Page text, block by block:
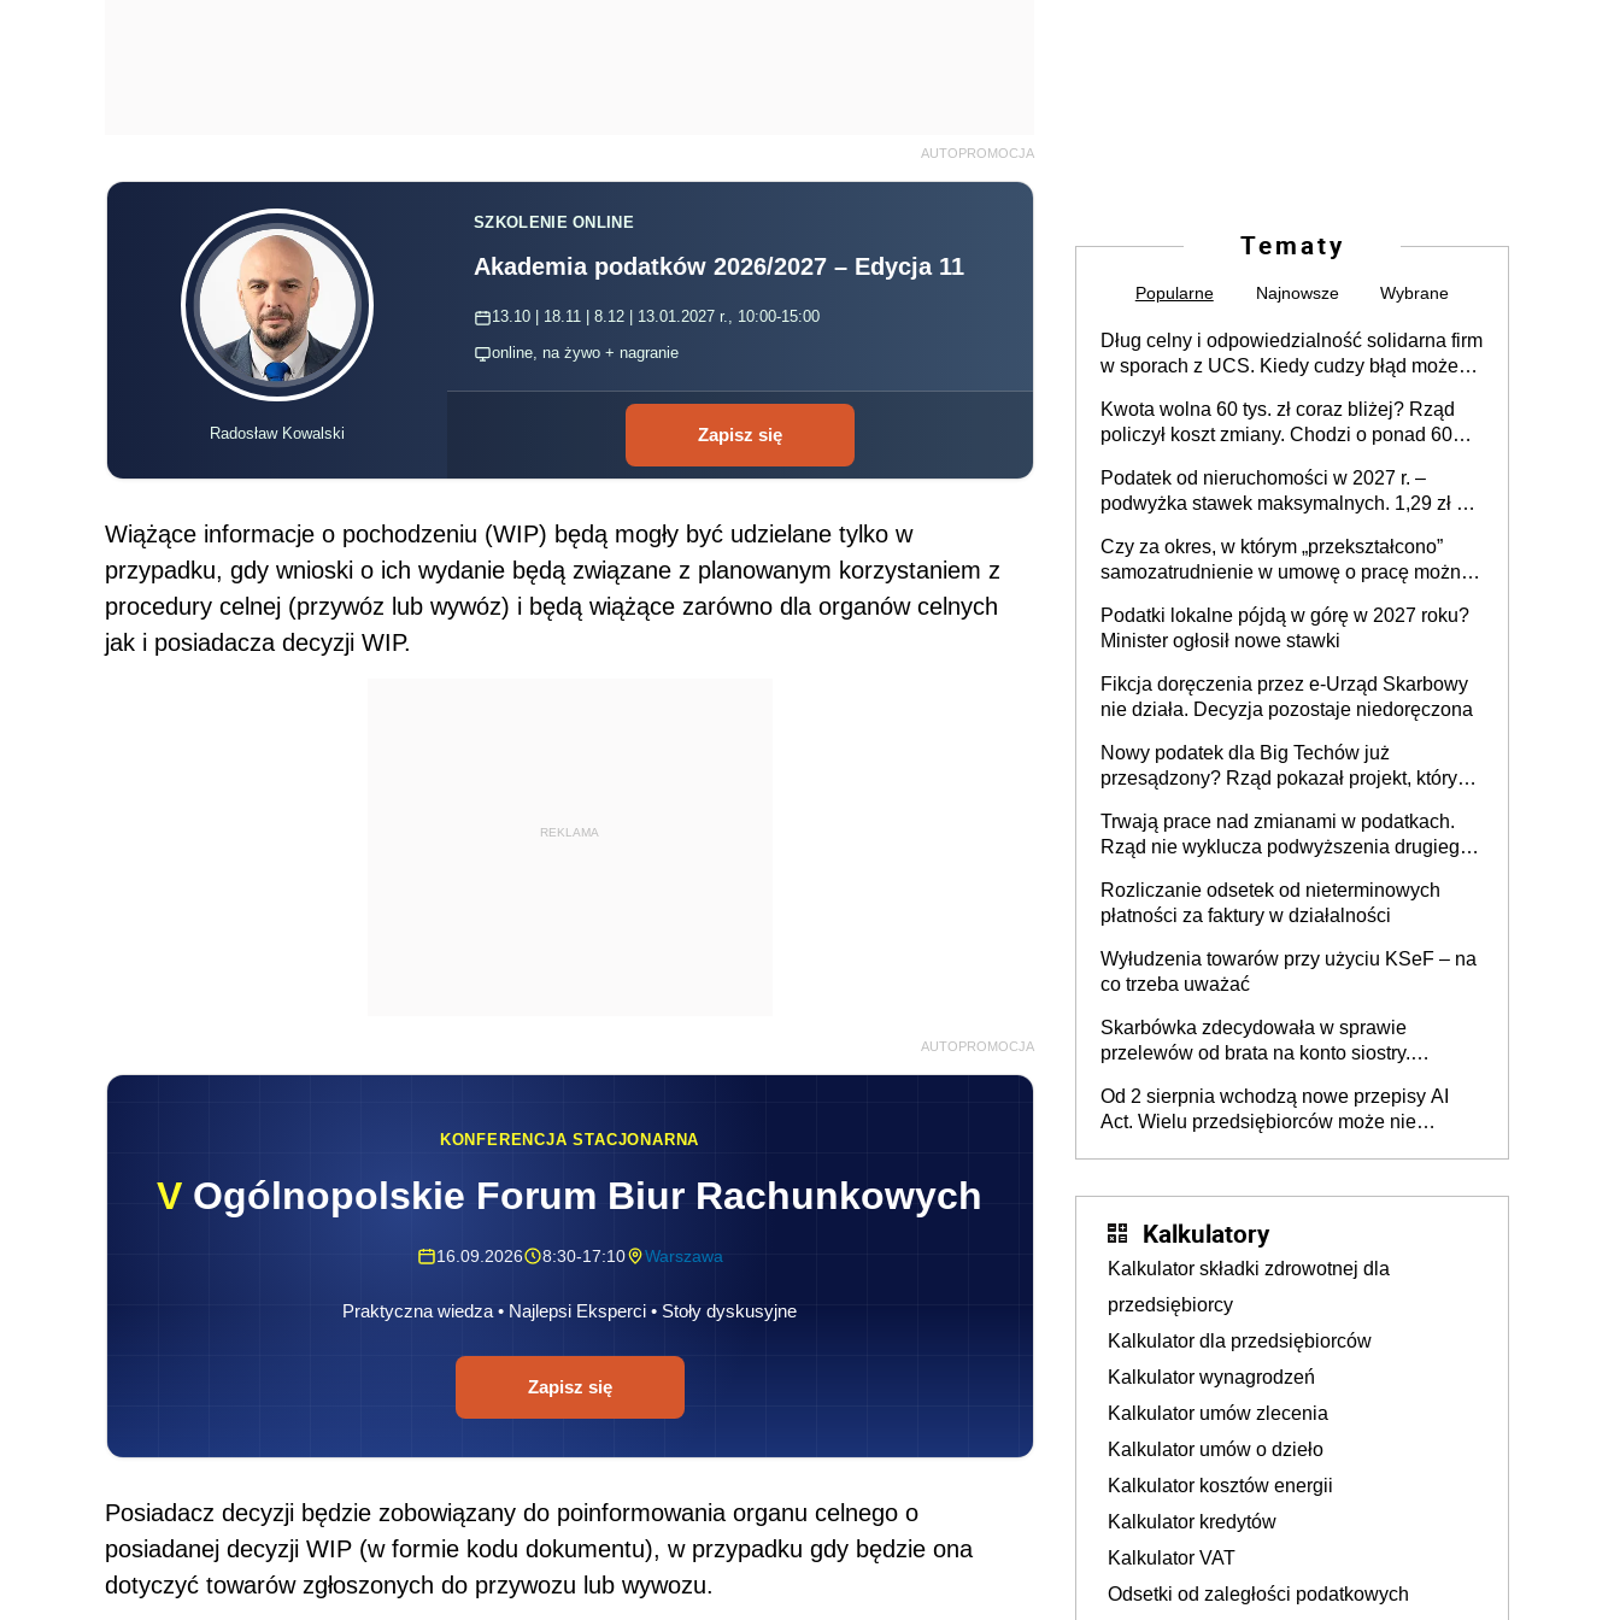
AUTOPROMOCJA
Radosław Kowalski
SZKOLENIE ONLINE
Akademia podatków 2026/2027 – Edycja 11
13.10 | 18.11 | 8.12 | 13.01.2027 r., 10:00-15:00
online, na żywo + nagranie
Zapisz się
Wiążące informacje o pochodzeniu (WIP) będą mogły być udzielane tylko w
przypadku, gdy wnioski o ich wydanie będą związane z planowanym korzystaniem z
procedury celnej (przywóz lub wywóz) i będą wiążące zarówno dla organów celnych
jak i posiadacza decyzji WIP.
REKLAMA
AUTOPROMOCJA
KONFERENCJA STACJONARNA
V Ogólnopolskie Forum Biur Rachunkowych
16.09.2026 8:30-17:10 Warszawa
Praktyczna wiedza • Najlepsi Eksperci • Stoły dyskusyjne
Zapisz się
Posiadacz decyzji będzie zobowiązany do poinformowania organu celnego o
posiadanej decyzji WIP (w formie kodu dokumentu), w przypadku gdy będzie ona
dotyczyć towarów zgłoszonych do przywozu lub wywozu.
Tematy
Popularne Najnowsze Wybrane
Dług celny i odpowiedzialność solidarna firm
w sporach z UCS. Kiedy cudzy błąd może
Kwota wolna 60 tys. zł coraz bliżej? Rząd
policzył koszt zmiany. Chodzi o ponad 60
Podatek od nieruchomości w 2027 r. –
podwyżka stawek maksymalnych. 1,29 zł za
budynków i lokali związanych z
prowadzeniem działalności gospodarczej
Czy za okres, w którym „przekształcono”
samozatrudnienie w umowę o pracę można
umowy cywilnoprawnej jedynym
racjonalnym wyjściem
Podatki lokalne pójdą w górę w 2027 roku?
Minister ogłosił nowe stawki
Fikcja doręczenia przez e-Urząd Skarbowy
nie działa. Decyzja pozostaje niedoręczona
Nowy podatek dla Big Techów już
przesądzony? Rząd pokazał projekt, który
Trwają prace nad zmianami w podatkach.
Rząd nie wyklucza podwyższenia drugiego
Rozliczanie odsetek od nieterminowych
płatności za faktury w działalności
Wyłudzenia towarów przy użyciu KSeF – na
co trzeba uważać
Skarbówka zdecydowała w sprawie
przelewów od brata na konto siostry.
darowizna, ale podatku jednak nie będzie
Od 2 sierpnia wchodzą nowe przepisy AI
Act. Wielu przedsiębiorców może nie
Kalkulatory
Kalkulator składki zdrowotnej dla
przedsiębiorcy
Kalkulator dla przedsiębiorców
Kalkulator wynagrodzeń
Kalkulator umów zlecenia
Kalkulator umów o dzieło
Kalkulator kosztów energii
Kalkulator kredytów
Kalkulator VAT
Odsetki od zaległości podatkowych